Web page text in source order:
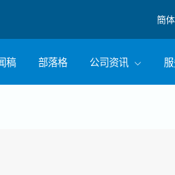
簡
稿 部落格 公司资讯